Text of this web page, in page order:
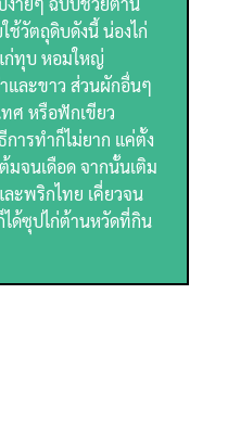
ใช้วัตถุดิบดังนี้ น่องไก่
ก่ทุบ หอมใหญ่
และขาว​ ส่วนผักอื่นๆ
ศ หรือฟักเขียว
ารทำก็ไม่ยาก แค่ตั้ง
มจนเดือด จากนั้นเติม
ละพริกไทย เคี่ยวจน
ได้ซุปไก่ต้านหวัดที่กิน